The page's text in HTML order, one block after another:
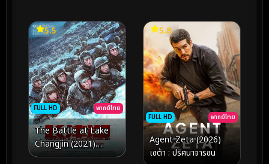
FULL HD พากย์ไทย
5.5
The Battle at Lake
Changjin (2021)
ยุทธการยึดสมรภูมิเดือด
FULL HD พากย์ไทย
5.8
Agent Zeta (2026)
เซต้า : ปริศนาจารชน